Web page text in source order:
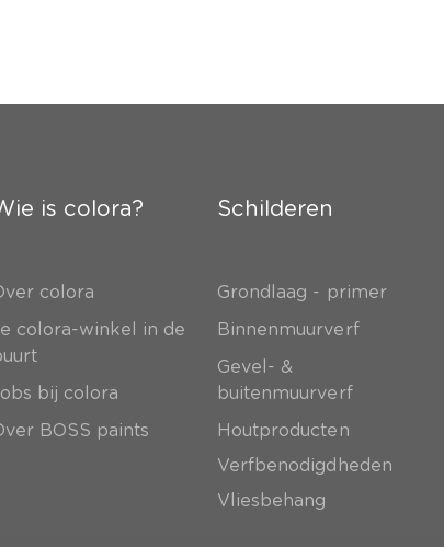
is colora?
colora
colora-winkel in de
bij colora
BOSS paints
Schilderen
Grondlaag - primer
Binnenmuurverf
Gevel- &
buitenmuurverf
Houtproducten
Verfbenodigdheden
Vliesbehang